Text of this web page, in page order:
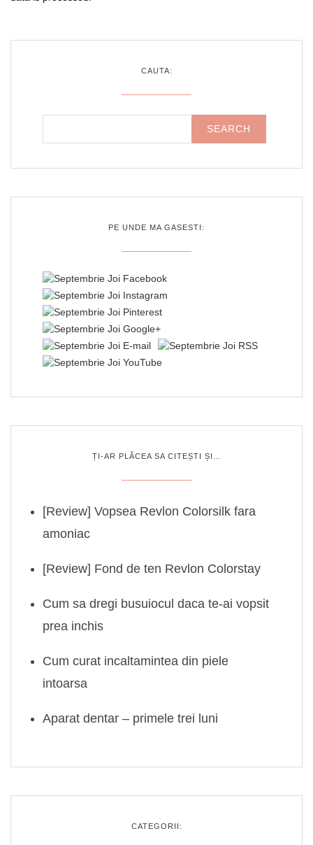
CAUTA:
PE UNDE MA GASESTI:
ȚI-AR PLĂCEA SA CITEȘTI ȘI…
[Review] Vopsea Revlon Colorsilk fara
amoniac
[Review] Fond de ten Revlon Colorstay
Cum sa dregi busuiocul daca te-ai vopsit
prea inchis
Cum curat incaltamintea din piele
intoarsa
Aparat dentar – primele trei luni
CATEGORII: